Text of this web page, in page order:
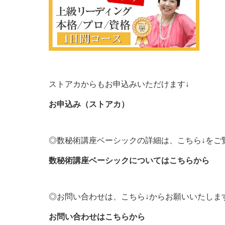
ストアカからもお申込みいただけます↓
お申込み（ストアカ）
◎数秘術講座ベーシックの詳細は、こちら↓をご
数秘術講座ベーシックについてはこちらから
◎お問い合わせは、こちら↓からお願いいたしま
お問い合わせはこちらから